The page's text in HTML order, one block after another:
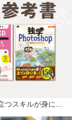
つスキルが身に…